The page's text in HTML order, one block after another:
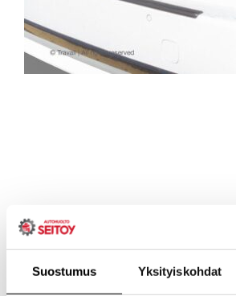
Suostumus Yksityiskohdat